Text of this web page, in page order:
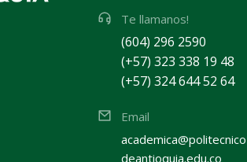
Te llamanos!
(604) 296 2590
(+57) 323 338 19 48
(+57) 324 644 52 64
Email
academica@politecnico
deantioquia.edu.co